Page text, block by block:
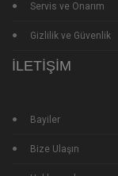
Servis ve Onarım
Gizlilik ve Güvenlik
İLETIŞIM
Bayiler
Bize Ulaşın